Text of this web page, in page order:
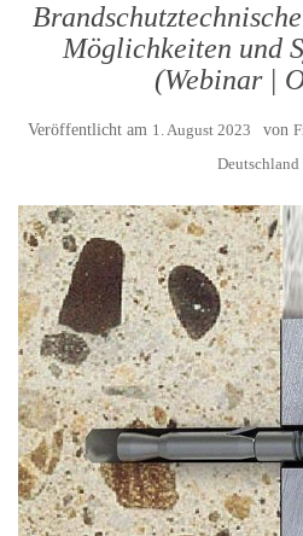
Möglichkeiten und
(Webinar |
Veröffentlicht am 1. August 2023 von
Deutschland